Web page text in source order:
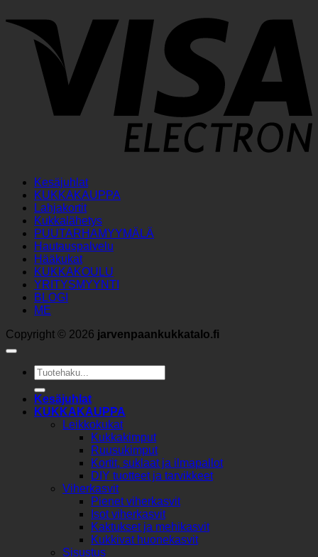
Kesäjuhlat
KUKKAKAUPPA
Lahjakortit
Kukkalähetys
PUUTARHAMYYMÄLÄ
Hautauspalvelu
Hääkukat
KUKKAKOULU
YRITYSMYYNTI
BLOGI
ME
Copyright © 2026 jarvenpaankukkatalo.fi
Etsi:
Kesäjuhlat
KUKKAKAUPPA
Leikkokukat
Kukkakimput
Ruusukimput
Kortit, suklaat ja ilmapallot
DIY tuotteet ja tarvikkeet
Viherkasvit
Pienet viherkasvit
Isot viherkasvit
Kaktukset ja mehikasvit
Kukkivat huonekasvit
Sisustus